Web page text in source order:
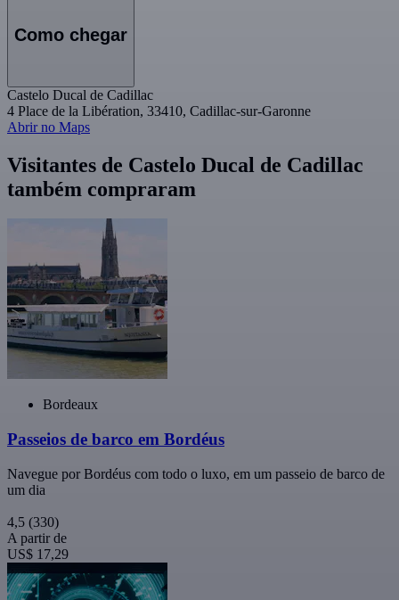
Como chegar
Castelo Ducal de Cadillac
4 Place de la Libération, 33410, Cadillac-sur-Garonne
Abrir no Maps
Visitantes de Castelo Ducal de Cadillac
também compraram
Bordeaux
Passeios de barco em Bordéus
Navegue por Bordéus com todo o luxo, em um passeio de barco de
um dia
4,5 (330)
A partir de
US$ 17,29